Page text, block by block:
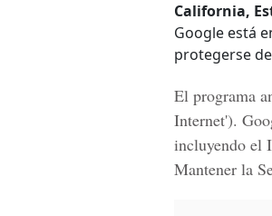
California,
Google está
protegerse
El programa
Internet').
incluyendo el
Mantener la